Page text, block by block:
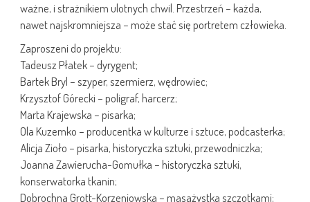
ważne, i strażnikiem ulotnych chwil. Przestrzeń – każda,
nawet najskromniejsza – może stać się portretem człowieka.
Zaproszeni do projektu:
Tadeusz Płatek – dyrygent;
Bartek Bryl – szyper, szermierz, wędrowiec;
Krzysztof Górecki – poligraf, harcerz;
Marta Krajewska – pisarka;
Ola Kuzemko – producentka w kulturze i sztuce, podcasterka;
Alicja Zioło – pisarka, historyczka sztuki, przewodniczka;
Joanna Zawierucha-Gomułka – historyczka sztuki,
konserwatorka tkanin;
Dobrochna Grott-Korzeniowska – masażystka szczotkami;